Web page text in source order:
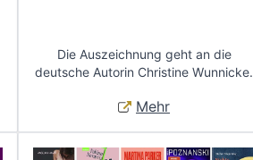
Die Auszeichnung geht an die
deutsche Autorin Christine Wunnicke.
Mehr